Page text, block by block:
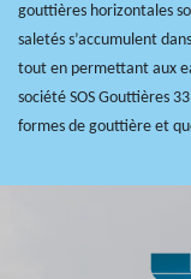
gouttières horizontales
saletés s’accumulent
tout en permettant aux
société SOS Gouttières
formes de gouttière et